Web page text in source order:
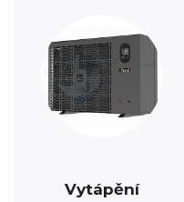
Vytápění